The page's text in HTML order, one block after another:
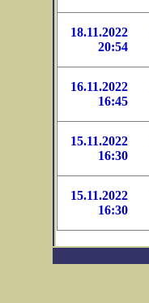
18.11.2022
20:54
16.11.2022
16:45
15.11.2022
16:30
15.11.2022
16:30